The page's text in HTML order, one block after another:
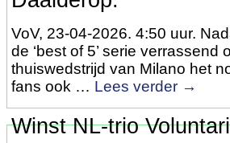
VoV, 23-04-2026. 4:50 uur.
de ‘best of 5’ serie
thuiswedstrijd van Milano het
fans ook … Lees verder →
Winst NL-trio